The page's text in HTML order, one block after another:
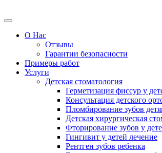
О Нас
Отзывы
Гарантии безопасности
Примеры работ
Услуги
Детская стоматология
Герметизация фиссур у
Консультация детского
Пломбирование зубов
Детская хирургическая
Фторирование зубов у
Гингивит у детей лечение
Рентген зубов ребенка